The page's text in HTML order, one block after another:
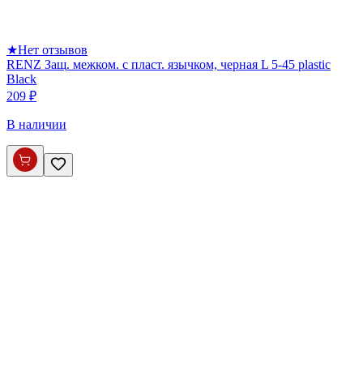
★Нет отзывов
RENZ Защ. межком. с пласт. язычком, черная L 5-45 plastic
Black
209 ₽
В наличии